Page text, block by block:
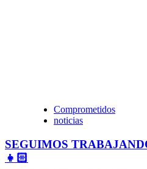
Comprometidos
noticias
SEGUIMOS
👧🏻